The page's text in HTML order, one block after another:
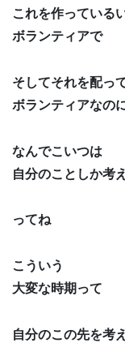
これを作っている
ボランティアで
そしてそれを配っ
ボランティアなの
なんでこいつは
自分のことしか考
ってね
こういう
大変な時期って
自分のこの先を考